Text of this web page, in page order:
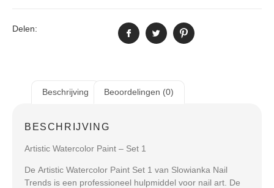
Delen:
Beschrijving Beoordelingen (0)
BESCHRIJVING
Artistic Watercolor Paint – Set 1
De Artistic Watercolor Paint Set 1 van Slowianka Nail
Trends is een professioneel hulpmiddel voor nail art . De